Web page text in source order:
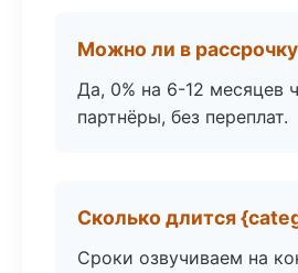
Можно ли в
Да, 0% на 6-12 месяцев
партнёры, без переплат.
Сколько длится
Сроки озвучиваем на